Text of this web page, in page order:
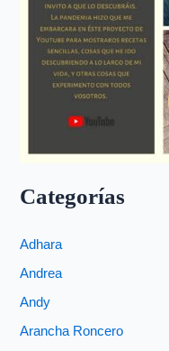
Categorías
Adhara
Andrea
Andy
Arancha Roncero